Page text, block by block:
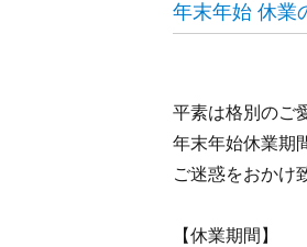
年末年始 休業
平素は格別のご
年末年始休業期
ご迷惑をおかけ
【休業期間】